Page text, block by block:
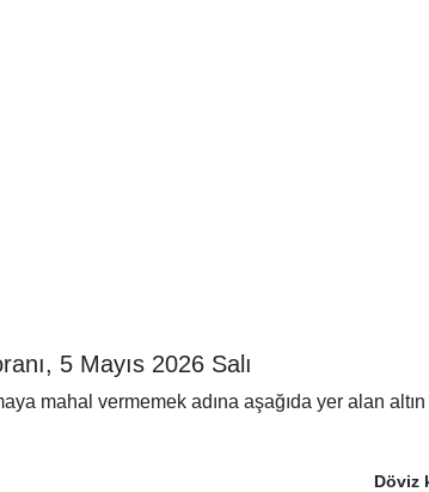
5 Mayıs 2026 Salı
mahal vermemek adına aşağıda yer alan
Döviz